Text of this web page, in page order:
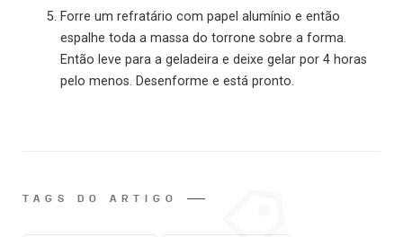
Forre um refratário com papel alumínio e então
espalhe toda a massa do torrone sobre a forma.
Então leve para a geladeira e deixe gelar por 4 horas
pelo menos. Desenforme e está pronto.
TAGS DO ARTIGO